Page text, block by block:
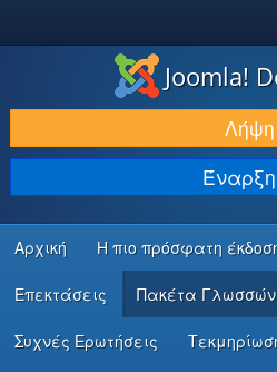
ΛΉΨΕΙΣ & ΕΠΕΚΤΆΣΕΙΣ
ΕΎΡΕΣΗ & ΜΆΘΗΣΗ
ΚΟΙΝΌΤΗΤΑ & ΥΠΟΣΤΉΡΙΞΗ
ΠΌΡΟΙ ΠΡΟΓΡΑΜΜΑΤΙΣΤΏΝ
Joomla!
Λήψη
Έναρξη
Αρχική Η πιο πρόσφατη
Επεκτάσεις Πακέτα Γλωσσών
Συχνές Ερωτήσεις